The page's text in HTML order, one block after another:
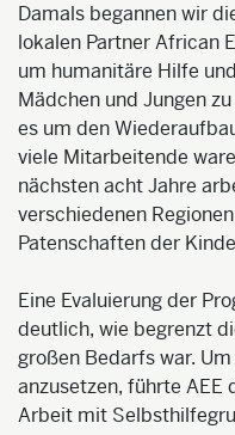
Damals begannen wir
lokalen Partner African
um humanitäre Hilfe
Mädchen und Jungen
es um den
viele Mitarbeitende
nächsten acht Jahre
verschiedenen
Patenschaften der
Eine Evaluierung der
deutlich, wie begrenzt
großen Bedarfs war.
anzusetzen, führte
Arbeit mit